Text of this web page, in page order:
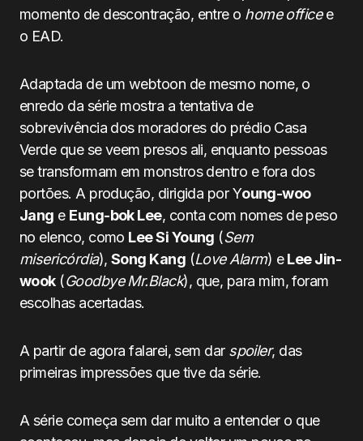
momento de descontração, entre o home officee
o EAD.
Adaptada de um webtoon de mesmo nome, o
enredo da série mostra a tentativa de
sobrevivência dos moradores do prédio Casa
Verde que se veem presos ali, enquanto pessoas
se transformam em monstros dentro e fora dos
portões. A produção, dirigida por Young-woo
Jang e Eung-bok Lee, conta com nomes de peso
no elenco, como Lee Si Young (Sem
misericórdia), Song Kang (Love Alarm) eLee Jin-
wook(Goodbye Mr.Black), que, para mim, foram
escolhas acertadas.
A partir de agora falarei, sem dar spoiler, das
primeiras impressões que tive da série.
A série começa sem dar muito a entender o que